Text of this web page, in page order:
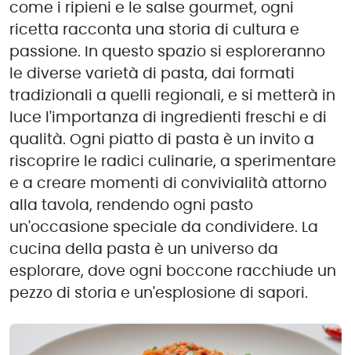
come i ripieni e le salse gourmet, ogni
ricetta racconta una storia di cultura e
passione. In questo spazio si esploreranno
le diverse varietà di pasta, dai formati
tradizionali a quelli regionali, e si metterà in
luce l'importanza di ingredienti freschi e di
qualità. Ogni piatto di pasta è un invito a
riscoprire le radici culinarie, a sperimentare
e a creare momenti di convivialità attorno
alla tavola, rendendo ogni pasto
un'occasione speciale da condividere. La
cucina della pasta è un universo da
esplorare, dove ogni boccone racchiude un
pezzo di storia e un'esplosione di sapori.